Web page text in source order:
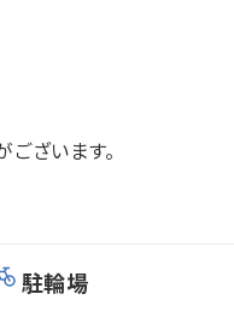
ざいます。
駐輪場